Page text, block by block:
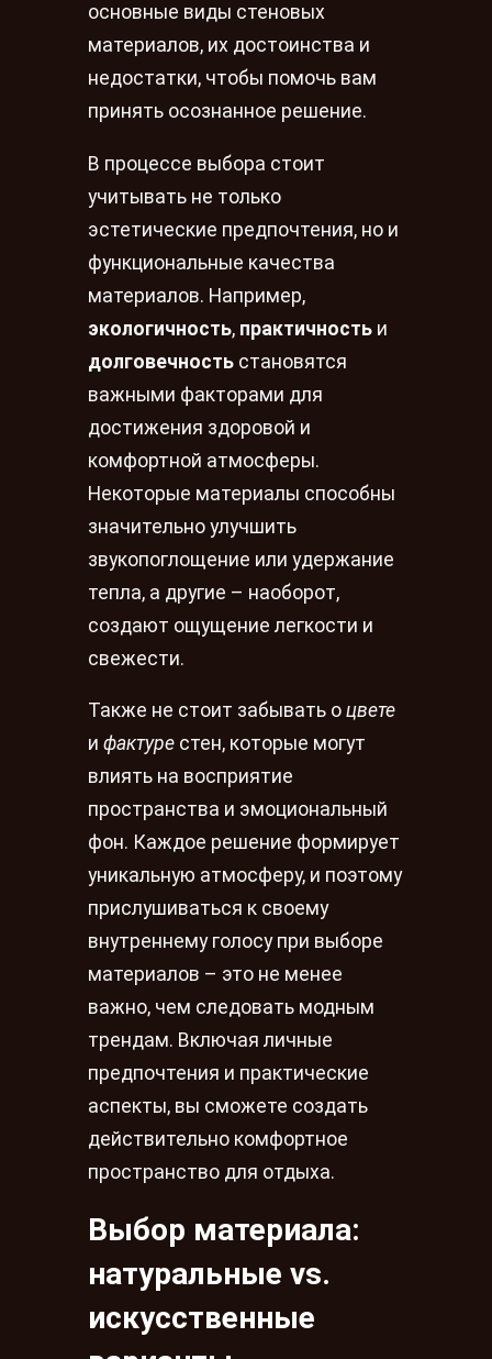
основные виды стеновых
материалов, их достоинства и
недостатки, чтобы помочь вам
принять осознанное решение.
В процессе выбора стоит
учитывать не только
эстетические предпочтения, но и
функциональные качества
материалов. Например,
экологичность, практичность и
долговечность становятся
важными факторами для
достижения здоровой и
комфортной атмосферы.
Некоторые материалы способны
значительно улучшить
звукопоглощение или удержание
тепла, а другие – наоборот,
создают ощущение легкости и
свежести.
Также не стоит забывать о цвете
и фактуре стен, которые могут
влиять на восприятие
пространства и эмоциональный
фон. Каждое решение формирует
уникальную атмосферу, и поэтому
прислушиваться к своему
внутреннему голосу при выборе
материалов – это не менее
важно, чем следовать модным
трендам. Включая личные
предпочтения и практические
аспекты, вы сможете создать
действительно комфортное
пространство для отдыха.
Выбор материала:
натуральные vs.
искусственные